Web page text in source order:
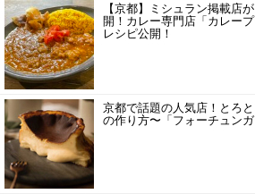
【京都】ミシュラン掲載店
開！カレー専門店「カレー
レシピ公開！
京都で話題の人気店！とろ
の作り方〜「フォーチュンガ